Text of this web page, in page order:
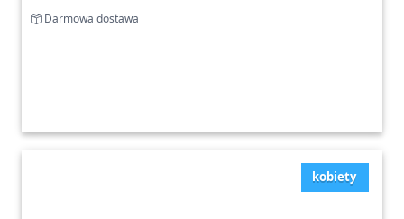
Darmowa dostawa
kobiety